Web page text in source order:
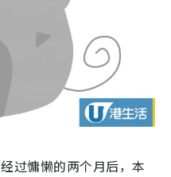
过慵懒的两个月后，本